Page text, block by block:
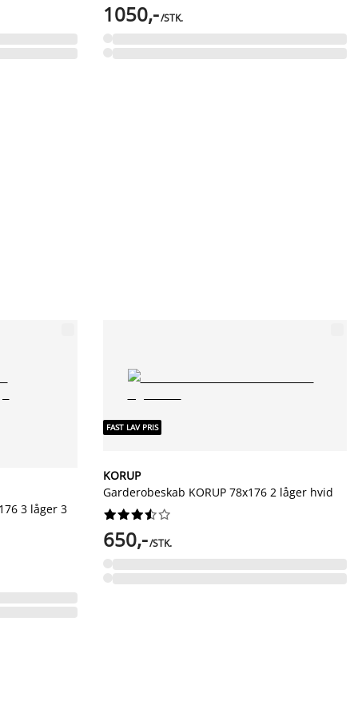
1050,-/STK.
3 låger 3
FAST LAV PRIS
KORUP
Garderobeskab KORUP 78x176 2 låger hvid






650,-/STK.